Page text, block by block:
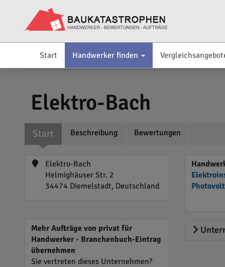
Start Handwerker finden
Elektro-Bach
Start Beschreibung Bewertungen
Elektro-Bach
Helmighäuser Str. 2
34474 Diemelstadt, Deutschland
Mehr Aufträge von privat für
Handwerker - Branchenbuch-Eintrag
übernehmen
Sie vertreten dieses Unternehmen?